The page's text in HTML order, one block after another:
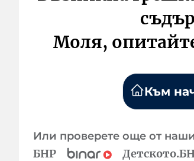
Моля,
Към
Или проверете още от
БНР